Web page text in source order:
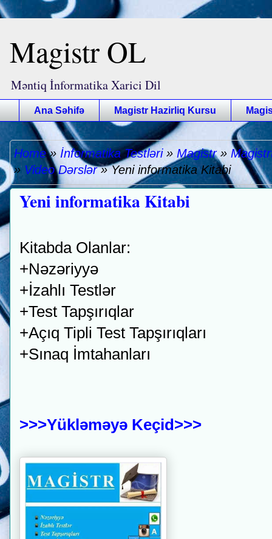
Magistr OL
Məntiq İnformatika Xarici Dil
Ana Səhifə Magistr Hazirliq Kursu
Home» İnformatika Testləri» Magistr»
» Video Dərslər»Yeni informatika Kitabi
Yeni informatika Kitabi
Kitabda Olanlar:
+Nəzəriyyə
+İzahlı Testlər
+Test Tapşırıqlar
+Açıq Tipli Test Tapşırıqları
+Sınaq İmtahanları
>>>Yükləməyə Keçid>>>